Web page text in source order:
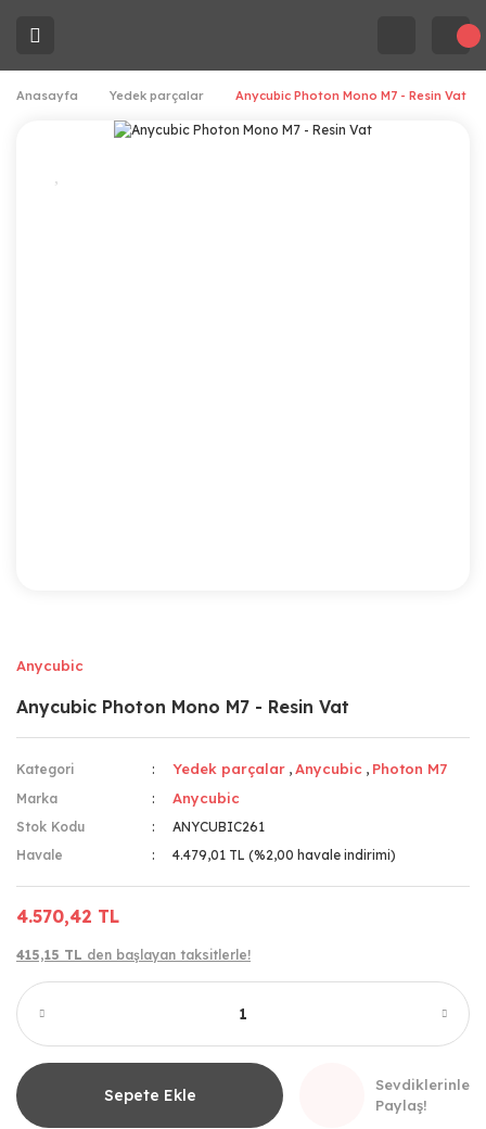
Anasayfa Yedek parçalar Anycubic Photon Mono M7 - Resin Vat
Anycubic
Anycubic Photon Mono M7 - Resin Vat
Kategori Yedek parçalar ,Anycubic , Photon M7
Marka Anycubic
Stok Kodu
ANYCUBIC261
Havale
4.479,01 TL (%2,00 havale indirimi)
4.570,42 TL
415,15 TL den başlayan taksitlerle!
Sepete Ekle
Sevdiklerinle
Paylaş!